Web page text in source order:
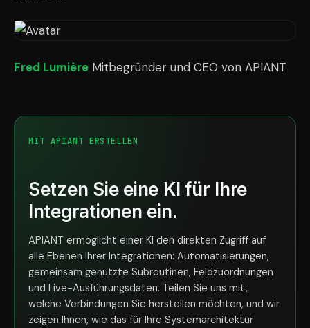
Fred Lumière Mitbegründer und CEO von APIANT
MIT APIANT ERSTELLEN
Setzen Sie eine KI für Ihre
Integrationen ein.
APIANT ermöglicht einer KI den direkten Zugriff auf
alle Ebenen Ihrer Integrationen: Automatisierungen,
gemeinsam genutzte Subroutinen, Feldzuordnungen
und Live-Ausführungsdaten. Teilen Sie uns mit,
welche Verbindungen Sie herstellen möchten, und wir
zeigen Ihnen, wie das für Ihre Systemarchitektur